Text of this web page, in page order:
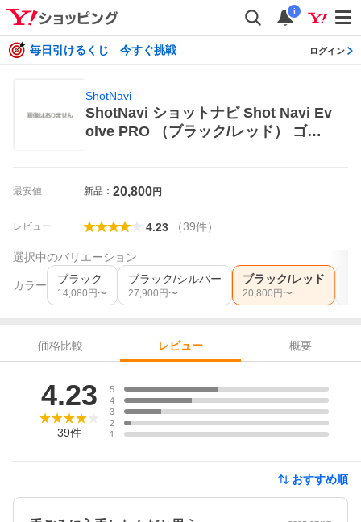
i
毎日引けるくじ 今すぐ挑戦 ログイン
ShotNavi
ShotNavi ショットナビ Shot Navi Ev
olve PRO （ブラック/レッド） ゴル
最安値 新品： 20,800円
レビュー 4.23 （39件）
選択中のバリエーション
カラー ブラック
14,080 円〜
ブラック/シルバー
27,900 円〜
ブラック/レッド
20,800 円〜
価格比較 レビュー
概要
4.23
39件
5
4
3
2
1
おすすめ順